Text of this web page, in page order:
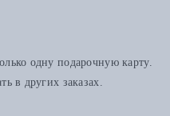
одну подарочную карту.
в других заказах.